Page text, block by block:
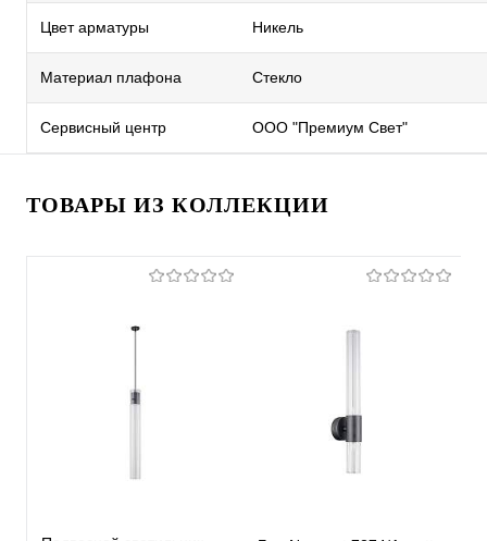
Цвет арматуры Никель
Материал плафона Стекло
Сервисный центр ООО "Премиум Свет"
ТОВАРЫ ИЗ КОЛЛЕКЦИИ